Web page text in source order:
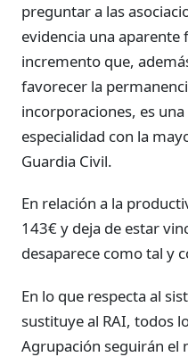
preguntar a las
evidencia una
incremento que,
favorecer la
incorporaciones, es
especialidad con la
Guardia Civil.
En relación a la
143€ y deja de estar
desaparece como tal y
En lo que respecta al
sustituye al RAI, todos
Agrupación seguirán el